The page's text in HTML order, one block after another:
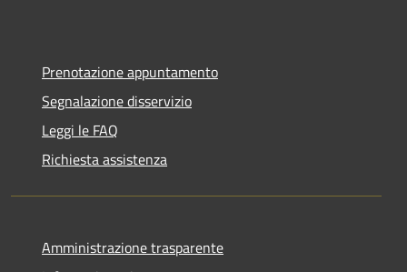
Prenotazione appuntamento
Segnalazione disservizio
Leggi le FAQ
Richiesta assistenza
Amministrazione trasparente